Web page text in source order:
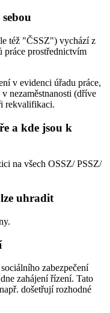
též "ČSSZ") vychází z
práce prostřednictvím
v evidenci úřadu práce,
nezaměstnanosti (dříve
rekvalifikaci.
a kde jsou k
na všech OSSZ/ PSSZ/
uhradit
zabezpečení
zahájení řízení. Tato
došetřují rozhodné